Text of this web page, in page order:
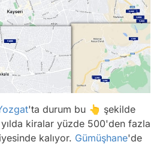
'ta durum bu 👆 şekilde
kiralar yüzde 500'den fazla
kalıyor. Gümüşhane'de